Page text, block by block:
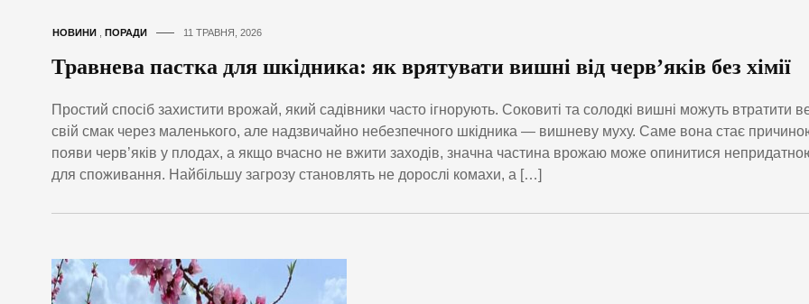
НОВИНИ ПОРАДИ 11 ТРАВНЯ, 2026
Травнева пастка для шкідника: як врятувати вишні від черв’яків без хімії
Простий спосіб захистити врожай, який садівники часто ігнорують. Соковиті та солодкі вишні можуть втратити
свій смак через маленького, але надзвичайно небезпечного шкідника — вишневу муху. Саме вона стає
появи черв’яків у плодах, а якщо вчасно не вжити заходів, значна частина врожаю може опинитися
для споживання. Найбільшу загрозу становлять не дорослі комахи, а […]